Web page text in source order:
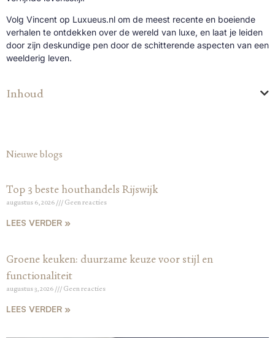
Volg Vincent op Luxueus.nl om de meest recente en boeiende
verhalen te ontdekken over de wereld van luxe, en laat je leiden
door zijn deskundige pen door de schitterende aspecten van een
weelderig leven.
Inhoud
Nieuwe blogs
Top 3 beste houthandels Rijswijk
augustus 6, 2026 Geen reacties
LEES VERDER »
Groene keuken: duurzame keuze voor stijl en
functionaliteit
augustus 3, 2026 Geen reacties
LEES VERDER »